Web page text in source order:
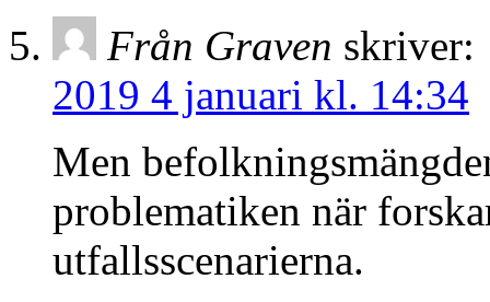
Från Graven skriver:
2019 4 januari kl. 14:34
Men
problematiken när
utfallsscenarierna.